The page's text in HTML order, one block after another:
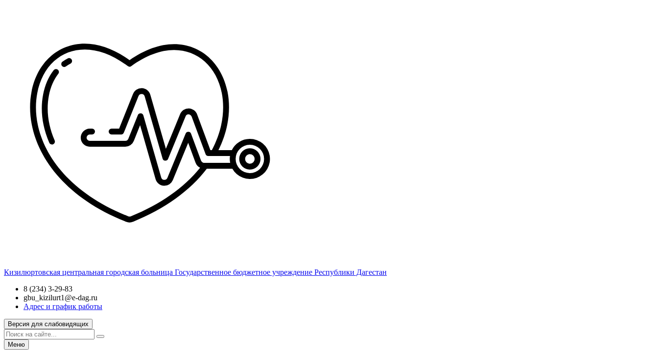
Кизилюртовская центральная городская больница Государственное бюджетное учреждение Республики Дагестан
8 (234) 3-29-83
gbu_kizilurt1@e-dag.ru
Адрес и график работы
Версия для слабовидящих
Меню